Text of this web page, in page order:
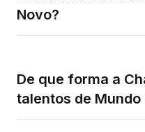
Novo?
De que forma a
talentos de Mundo